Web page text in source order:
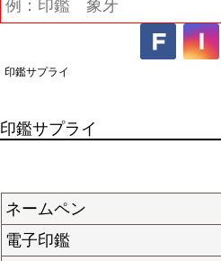
印鑑サプライ
印鑑サプライ
ネームペン
電子印鑑